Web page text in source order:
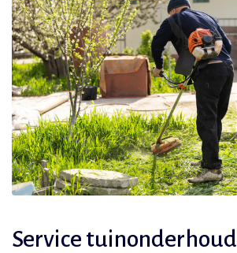
Service tuinonderhoud